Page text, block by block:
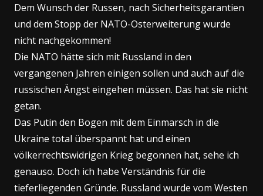
Dem Wunsch der Russen, nach Sicherheitsgarantien
und dem Stopp der NATO-Osterweiterung wurde
nicht nachgekommen!
Die NATO hätte sich mit Russland in den
vergangenen Jahren einigen sollen und auch auf die
russischen Ängst eingehen müssen. Das hat sie nicht
getan.
Das Putin den Bogen mit dem Einmarsch in die
Ukraine total überspannt hat und einen
völkerrechtswidrigen Krieg begonnen hat, sehe ich
genauso. Doch ich habe Verständnis für die
tieferliegenden Gründe. Russland wurde vom Westen